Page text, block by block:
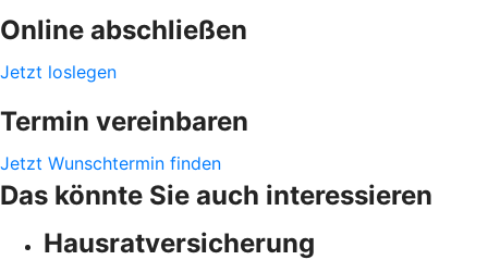
Online abschließen
Jetzt loslegen
Termin vereinbaren
Jetzt Wunschtermin finden
Das könnte Sie auch interessieren
Hausratversicherung